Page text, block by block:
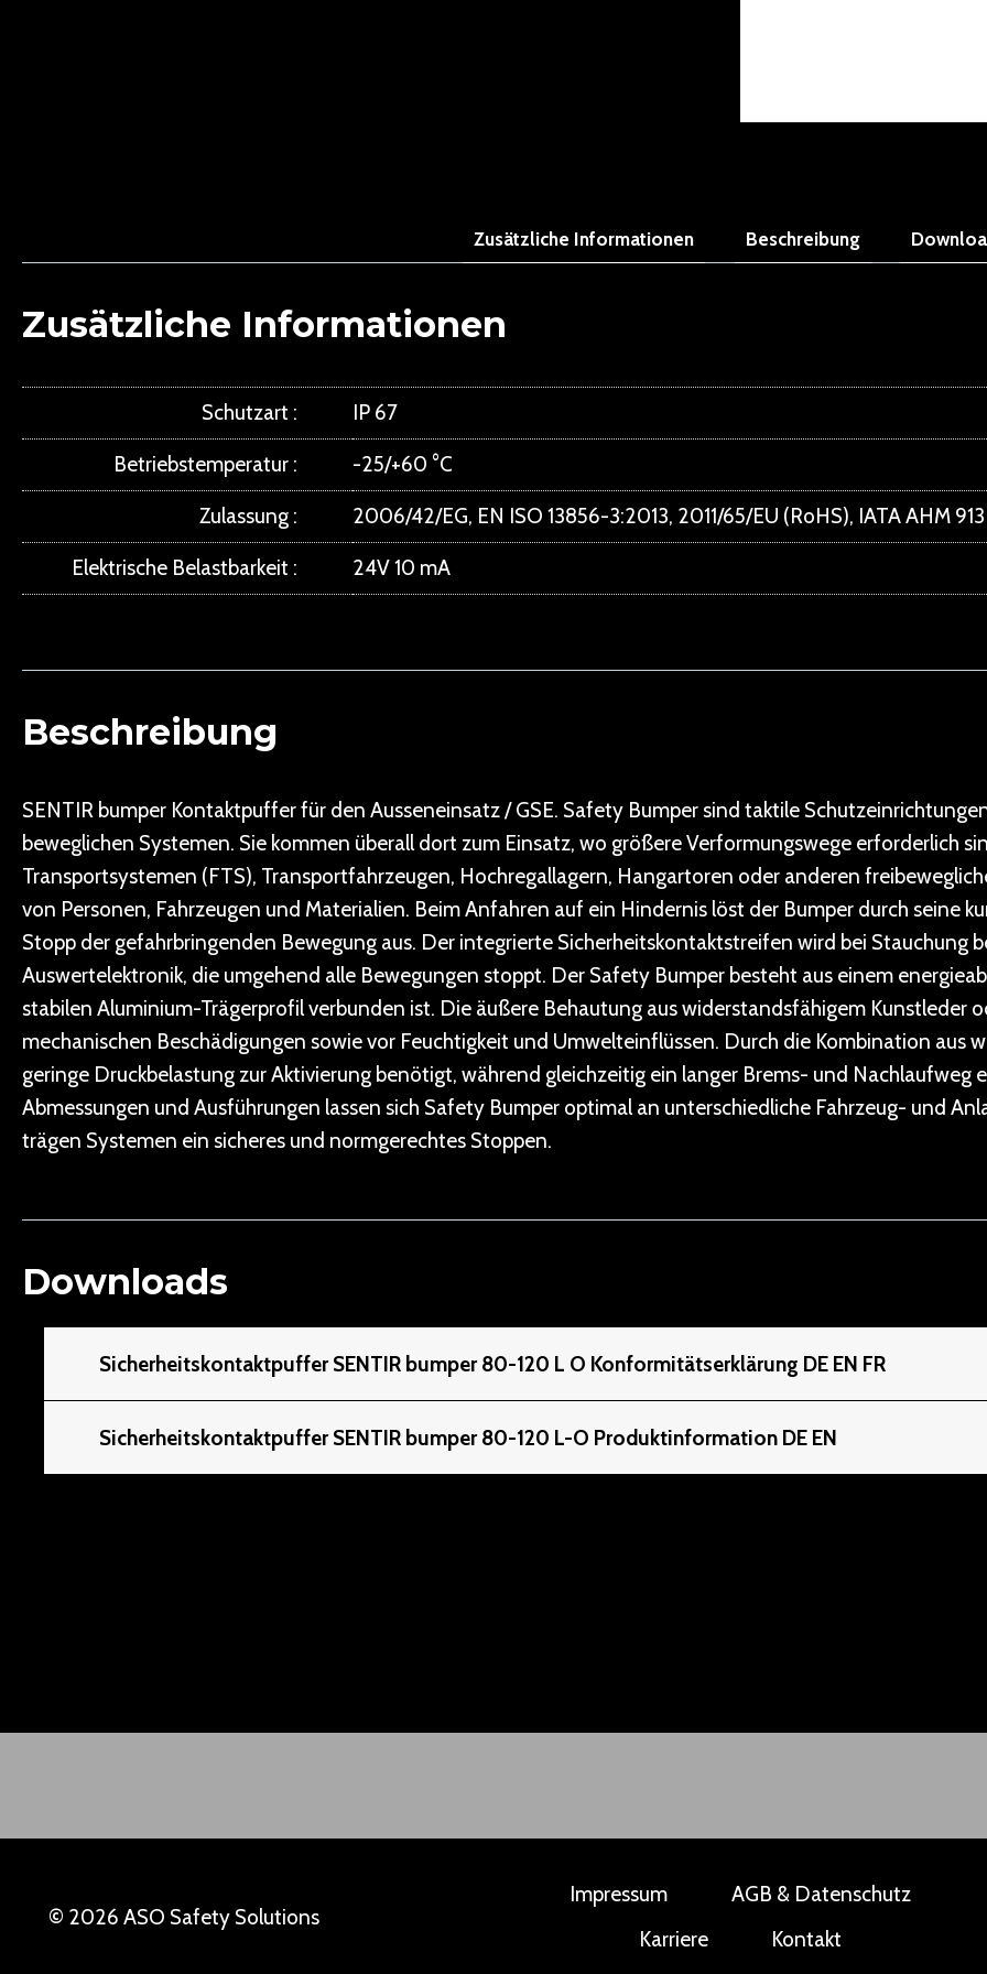
Zusätzliche Informationen Beschreibung
Zusätzliche Informationen
Schutzart IP 67
Betriebstemperatur -25/+60 °C
Zulassung 2006/42/EG, EN ISO 13856-3:2013, 2011/65/EU (RoHS), IATA AHM 913
Elektrische Belastbarkeit 24V 10 mA
Beschreibung
SENTIR bumper Kontaktpuffer für den Ausseneinsatz / GSE. Safety Bumper sind taktile
beweglichen Systemen. Sie kommen überall dort zum Einsatz, wo größere Verformungswege erforderlich
Transportsystemen (FTS), Transportfahrzeugen, Hochregallagern, Hangartoren oder anderen
von Personen, Fahrzeugen und Materialien. Beim Anfahren auf ein Hindernis löst der Bumper durch seine
Stopp der gefahrbringenden Bewegung aus. Der integrierte Sicherheitskontaktstreifen wird bei Stauchung
Auswertelektronik, die umgehend alle Bewegungen stoppt. Der Safety Bumper besteht aus einem
stabilen Aluminium-Trägerprofil verbunden ist. Die äußere Behautung aus widerstandsfähigem Kunstleder
mechanischen Beschädigungen sowie vor Feuchtigkeit und Umwelteinflüssen. Durch die Kombination aus
geringe Druckbelastung zur Aktivierung benötigt, während gleichzeitig ein langer Brems- und Nachlaufweg
Abmessungen und Ausführungen lassen sich Safety Bumper optimal an unterschiedliche Fahrzeug- und
trägen Systemen ein sicheres und normgerechtes Stoppen.
Downloads
Sicherheitskontaktpuffer SENTIR bumper 80-120 L O Konformitätserklärung DE EN FR
Sicherheitskontaktpuffer SENTIR bumper 80-120 L-O Produktinformation DE EN
© 2026 ASO Safety Solutions
Impressum
AGB & Datenschutz
Karriere
Kontakt